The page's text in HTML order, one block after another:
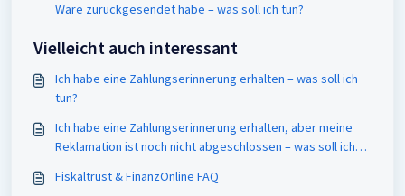
Ware zurückgesendet habe – was soll ich tun?
Vielleicht auch interessant
Ich habe eine Zahlungserinnerung erhalten – was soll ich
tun?
Ich habe eine Zahlungserinnerung erhalten, aber meine
Reklamation ist noch nicht abgeschlossen – was soll ich
Fiskaltrust & FinanzOnline FAQ